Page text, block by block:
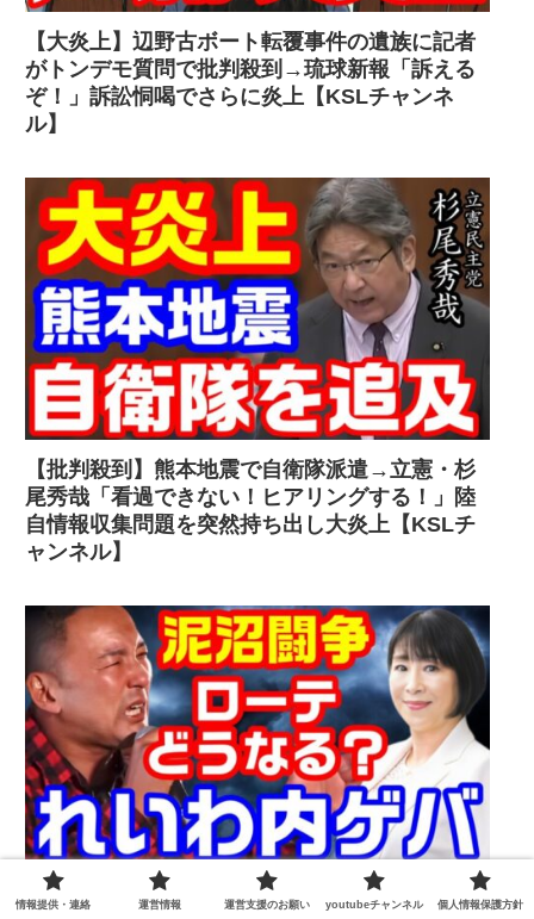
【大炎上】辺野古ボート転覆事件の遺族に記者
がトンデモ質問で批判殺到→琉球新報「訴える
ぞ！」訴訟恫喝でさらに炎上【KSLチャンネ
ル】
【批判殺到】熊本地震で自衛隊派遣→立憲・杉
尾秀哉「看過できない！ヒアリングする！」陸
自情報収集問題を突然持ち出し大炎上【KSLチ
ャンネル】
【内ゲバ】れいわローテーション廃止か存続
情報提供・連絡 運営情報 運営支援のお願い youtubeチャンネル 個人情報保護方針